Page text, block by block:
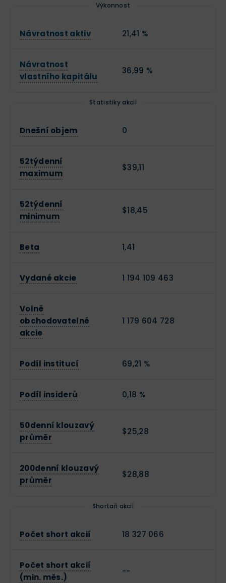
Výkonnost
Návratnost aktiv 21,41 %
Návratnost
vlastního kapitálu
36,99 %
Statistiky akcií
Dnešní objem 0
52týdenní
maximum
$39,11
52týdenní
minimum
$18,45
Beta 1,41
Vydané akcie 1 194 109 463
Volně
obchodovatelné
akcie
1 179 604 728
Podíl institucí 69,21 %
Podíl insiderů 0,18 %
50denní klouzavý
průměr
$25,28
200denní klouzavý
průměr
$28,88
Shortaři akcií
Počet short akcií 18 327 066
Počet short akcií
(min. měs.)
--